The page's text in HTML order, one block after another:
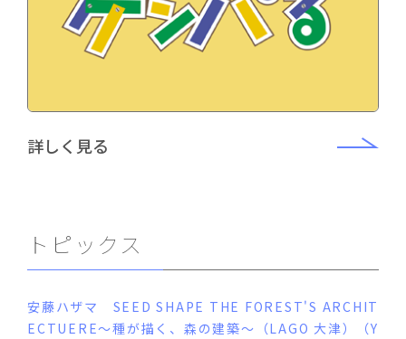
詳しく見る
トピックス
安藤ハザマ SEED SHAPE THE FOREST'S ARCHIT
ECTUERE～種が描く、森の建築～（LAGO 大津）（Y